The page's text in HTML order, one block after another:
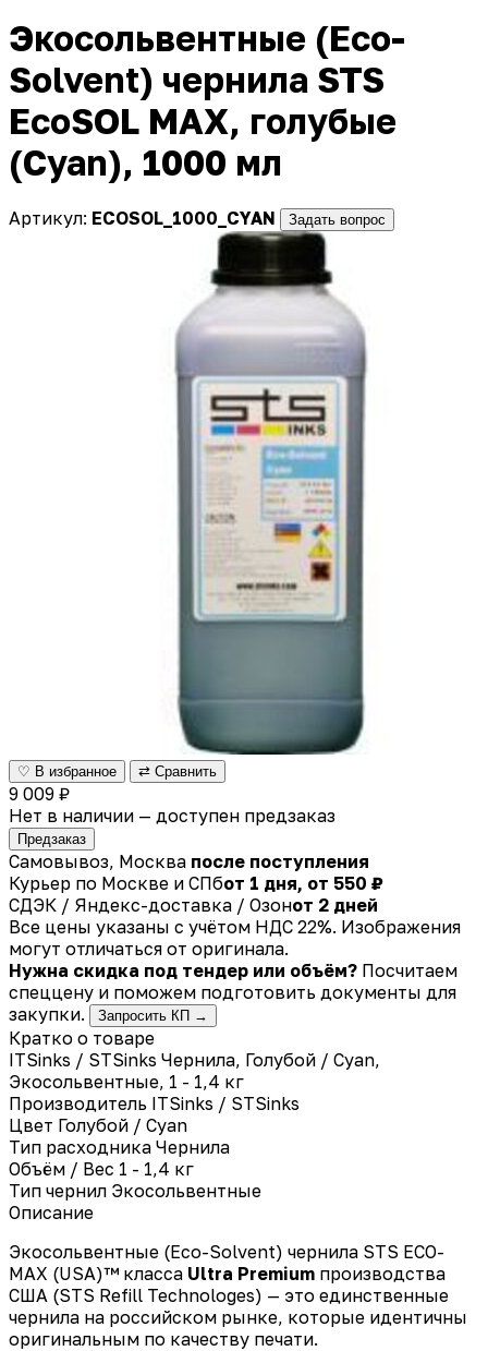
Экосольвентные (Eco-
Solvent) чернила STS
EcoSOL MAX, голубые
(Cyan), 1000 мл
Артикул: ECOSOL_1000_CYAN Задать вопрос
♡ В избранное ⇄ Сравнить
9 009 ₽
Нет в наличии — доступен предзаказ
Предзаказ
Самовывоз, Москва после поступления
Курьер по Москве и СПбот 1 дня, от 550 ₽
СДЭК / Яндекс-доставка / Озонот 2 дней
Все цены указаны с учётом НДС 22%. Изображения
могут отличаться от оригинала.
Нужна скидка под тендер или объём? Посчитаем
спеццену и поможем подготовить документы для
закупки.
Запросить КП →
Кратко о товаре
ITSinks / STSinks Чернила, Голубой / Cyan,
Экосольвентные, 1 - 1,4 кг
Производитель ITSinks / STSinks
Цвет Голубой / Cyan
Тип расходника Чернила
Объём / Вес 1 - 1,4 кг
Тип чернил Экосольвентные
Описание
Экосольвентные (Eco-Solvent) чернила STS ECO-
MAX (USA)™ класса Ultra Premium производства
США (STS Refill Technologes) — это единственные
чернила на российском рынке, которые идентичны
оригинальным по качеству печати.